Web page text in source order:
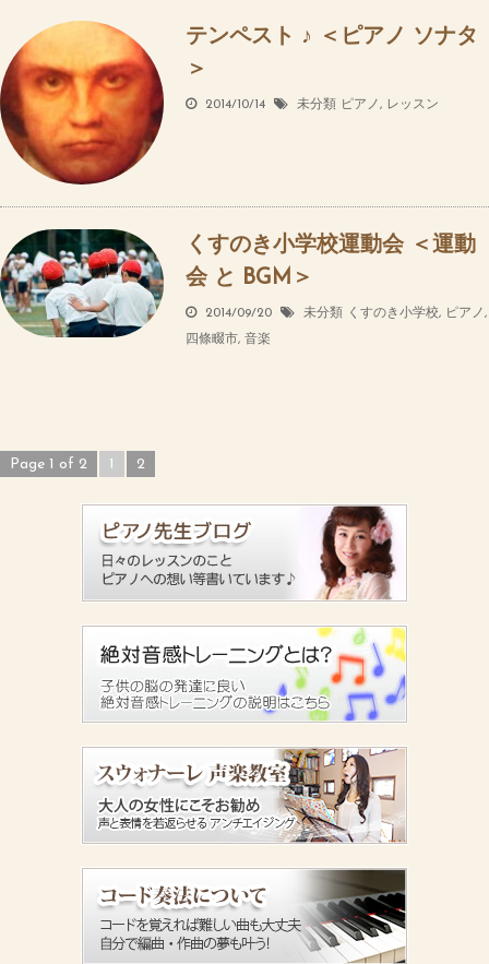
テンペスト ♪ ＜ピアノ ソナタ
＞
2014/10/14 未分類 ピアノ, レッスン
くすのき小学校運動会 ＜運動
会 と BGM＞
2014/09/20 未分類 くすのき小学校, ピアノ,
四條畷市, 音楽
Page 1 of 2 1 2